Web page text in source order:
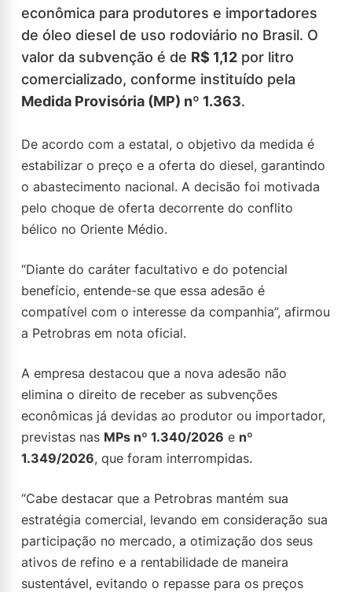
econômica para produtores e importadores
de óleo diesel de uso rodoviário no Brasil. O
valor da subvenção é de R$ 1,12 por litro
comercializado, conforme instituído pela
Medida Provisória (MP) nº 1.363.
De acordo com a estatal, o objetivo da medida é
estabilizar o preço e a oferta do diesel, garantindo
o abastecimento nacional. A decisão foi motivada
pelo choque de oferta decorrente do conflito
bélico no Oriente Médio.
“Diante do caráter facultativo e do potencial
benefício, entende-se que essa adesão é
compatível com o interesse da companhia”, afirmou
a Petrobras em nota oficial.
A empresa destacou que a nova adesão não
elimina o direito de receber as subvenções
econômicas já devidas ao produtor ou importador,
previstas nas MPs nº 1.340/2026 e nº
1.349/2026, que foram interrompidas.
“Cabe destacar que a Petrobras mantém sua
estratégia comercial, levando em consideração sua
participação no mercado, a otimização dos seus
ativos de refino e a rentabilidade de maneira
sustentável, evitando o repasse para os preços